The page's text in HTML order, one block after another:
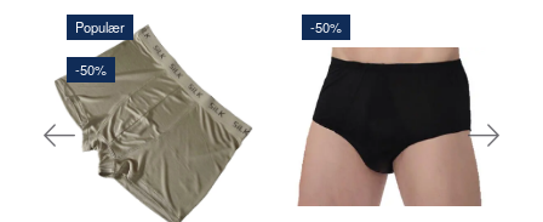
Populær
-50%
157,50 DKK
315,00 DKK
Du sparer: 157,50 DKK
LÆG
-50%
135,00 DKK
270,00 DKK
Du sparer: 135,00 DKK
LÆG